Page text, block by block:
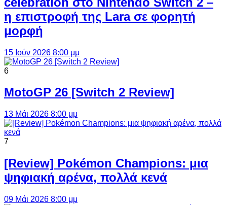
η επιστροφή της Lara σε φορητή
μορφή
15 Ιούν 2026 8:00 μμ
6
MotoGP 26 [Switch 2 Review]
13 Μάι 2026 8:00 μμ
7
[Review] Pokémon Champions: μια
ψηφιακή αρένα, πολλά κενά
09 Μάι 2026 8:00 μμ